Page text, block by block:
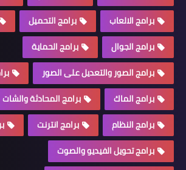
برامج الالعاب
برامج التحميل
برامج الجوال
برامج الحماية
برامج الصور والتعديل على الصور
برامج الماك
برامج المحادثة والشات
برامج النظام
برامج انترنت
برامج تحويل الفيديو والصوت